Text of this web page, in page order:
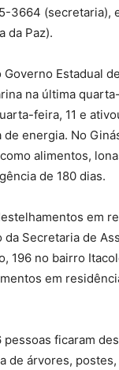
3664 (secretaria),
da Paz).
Estadual
na última
feira, 11 e
energia. No
alimentos,
de 180 dias.
em
Secretaria de
196 no bairro
em
ficaram
de árvores,